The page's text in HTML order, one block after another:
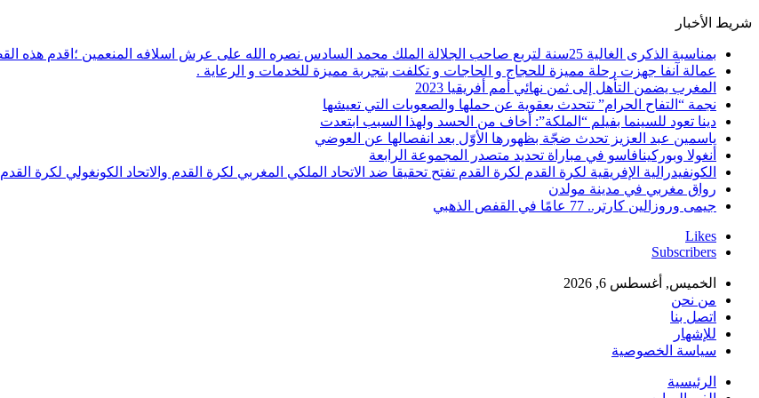
شريط الأخبار
بمناسبة الذكرى الغالية 25سنة لتربع صاحب الجلالة الملك محمد السادس نصره الله على عرش اسلافه المنعمين ؛اقدم هذه القصيدة بعنوان: Mon fidèle Roi Mohammed vI
عمالة آنفا جهزت رحلة مميزة للحجاج و الحاجات و تكلفت بتجربة مميزة للخدمات و الرعاية .
المغرب يضمن التأهل إلى ثمن نهائي أمم أفريقيا 2023
نجمة “التفاح الحرام” تتحدث بعقوية عن حملها والصعوبات التي تعيشها
دينا تعود للسينما بفيلم “الملكة”: أخاف من الحسد ولهذا السبب ابتعدت
ياسمين عبد العزيز تحدث ضجّة بظهورها الأوّل بعد انفصالها عن العوضي
أنغولا وبوركينافاسو في مباراة تحديد متصدر المجموعة الرابعة
الكونفيدرالية الإفريقية لكرة القدم لكرة القدم تفتح تحقيقا ضد الاتحاد الملكي المغربي لكرة القدم والاتحاد الكونغولي لكرة القدم
رواق مغربي في مدينة مولدن
جيمى وروزالين كارتر.. 77 عامًا في القفص الذهبي
Likes
Subscribers
الخميس, أغسطس 6, 2026
من نحن
اتصل بنا
للإشهار
سياسة الخصوصية
الرئيسية